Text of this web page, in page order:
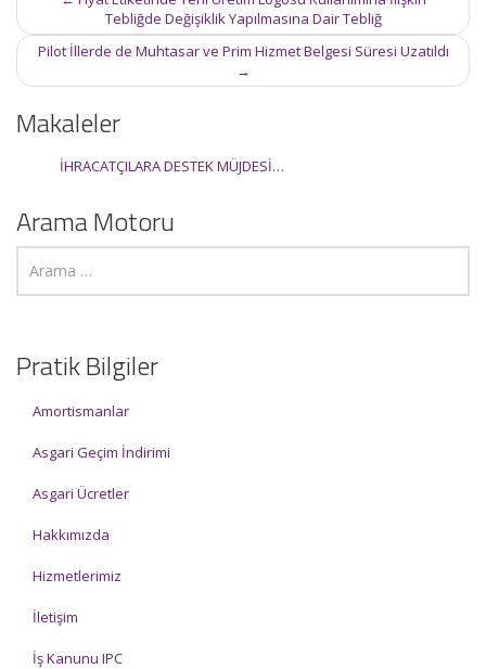
navigation
Tebliğde Değişiklik Yapılmasına Dair Tebliğ
Pilot İllerde de Muhtasar ve Prim Hizmet Belgesi Süresi Uzatıldı
→
Makaleler
İHRACATÇILARA DESTEK MÜJDESİ…
Arama Motoru
Pratik Bilgiler
Amortismanlar
Asgari Geçim İndirimi
Asgari Ücretler
Hakkımızda
Hizmetlerimiz
İletişim
İş Kanunu IPC